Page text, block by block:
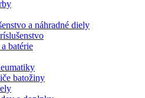
a náhradné diely
batérie
batožiny